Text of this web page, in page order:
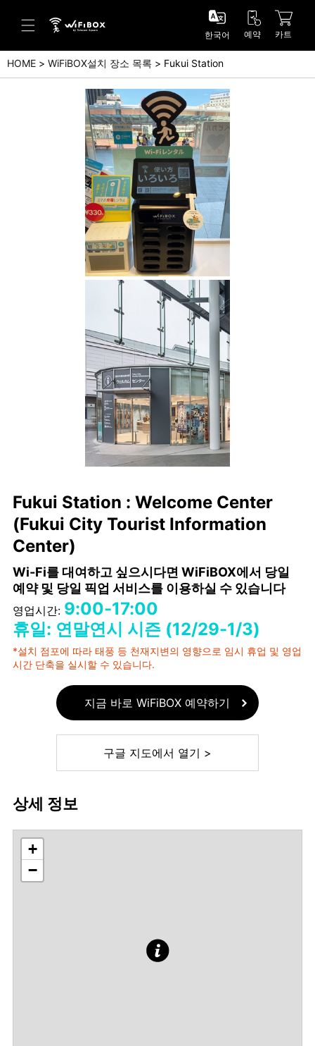
도움말/문의
고객 센터 (Japanese)
고객 센터 (English)
문의 (Japanse)
문의 (English)
한국어 예약 카트
HOME WiFiBOX설치 장소 목록 Fukui Station
Fukui Station : Welcome Center
(Fukui City Tourist Information
Center)
Wi-Fi를 대여하고 싶으시다면 WiFiBOX에서 당일
예약 및 당일 픽업 서비스를 이용하실 수 있습니다
영업시간: 9:00-17:00
휴일: 연말연시 시즌 (12/29-1/3)
*설치 점포에 따라 태풍 등 천재지변의 영향으로 임시 휴업 및 영업
시간 단축을 실시할 수 있습니다.
지금 바로 WiFiBOX 예약하기
구글 지도에서 열기 >
상세 정보
+
−